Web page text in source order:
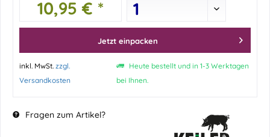
10,95 € *
Jetzt einpacken
inkl. MwSt. zzgl.
Versandkosten
Heute bestellt und in 1-3 Werktagen
bei Ihnen.
Fragen zum Artikel?